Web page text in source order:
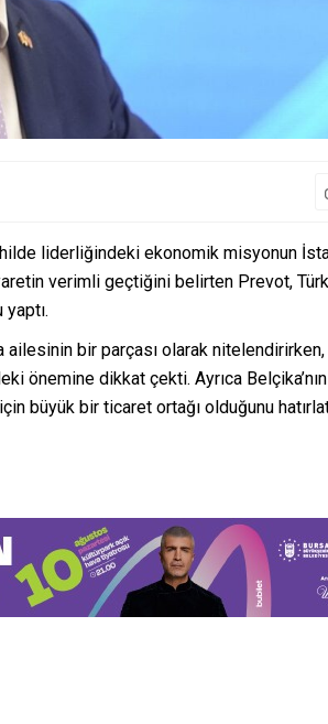
liderliğindeki ekonomik misyonun
verimli geçtiğini belirten Prevot,
ailesinin bir parçası olarak
önemine dikkat çekti. Ayrıca
büyük bir ticaret ortağı olduğunu